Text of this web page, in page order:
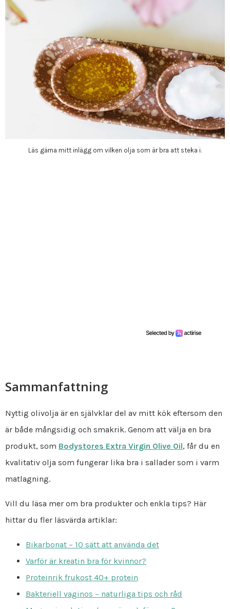
Läs gärna mitt inlägg om vilken olja som är bra att steka i.
Sammanfattning
Nyttig olivolja är en självklar del av mitt kök eftersom den
är både mångsidig och smakrik. Genom att välja en bra
produkt, som Bodystores Extra Virgin Olive Oil, får du en
kvalitativ olja som fungerar lika bra i sallader som i varm
matlagning.
Vill du läsa mer om bra produkter och enkla tips? Här
hittar du fler läsvärda artiklar:
Bikarbonat – 10 sätt att använda det
Varför är kreatin bra för kvinnor?
Proteinrik frukost 40+ protein
Bakteriell vaginos – naturliga tips och råd